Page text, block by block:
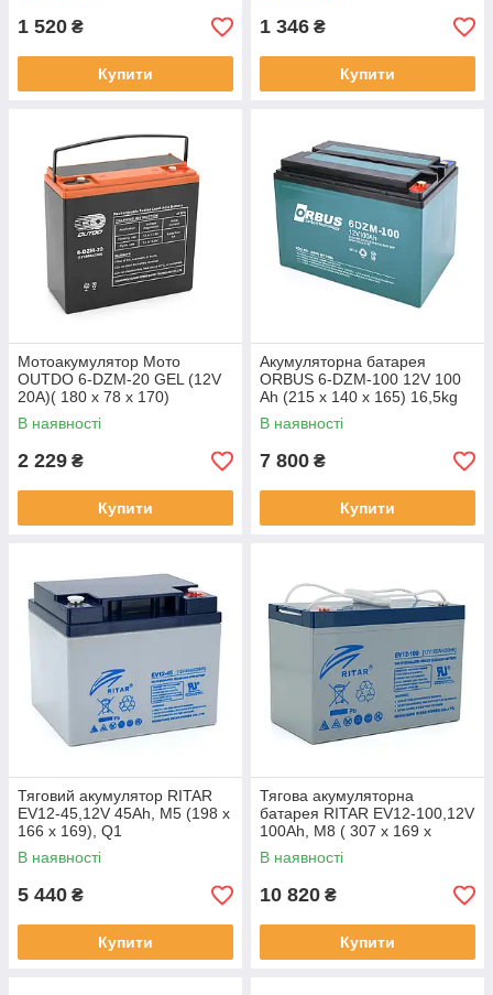
1 520 ₴
Купити
1 346 ₴
Купити
Мотоакумулятор Мото
OUTDO 6-DZM-20 GEL (12V
20A)( 180 х 78 х 170)
В наявності
2 229 ₴
Купити
Акумуляторна батарея
ORBUS 6-DZM-100 12V 100
Ah (215 x 140 x 165) 16,5kg
Q1/48
В наявності
7 800 ₴
Купити
Тяговий акумулятор RITAR
EV12-45,12V 45Ah, M5 (198 х
166 х 169), Q1
В наявності
5 440 ₴
Купити
Тягова акумуляторна
батарея RITAR EV12-100,12V
100Ah, M8 ( 307 х 169 х
210(215) ), Q1
В наявності
10 820 ₴
Купити